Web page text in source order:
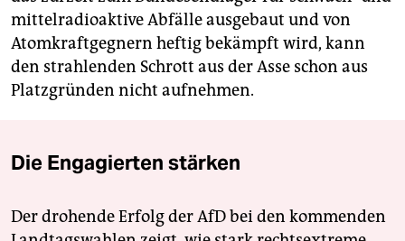
mittelradioaktive Abfälle ausgebaut und von
Atomkraftgegnern heftig bekämpft wird, kann
den strahlenden Schrott aus der Asse schon aus
Platzgründen nicht aufnehmen.
Die Engagierten stärken
Der drohende Erfolg der AfD bei den kommenden